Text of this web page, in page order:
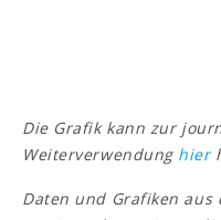
Die Grafik kann zur
Weiterverwendung hier
Daten und Grafiken